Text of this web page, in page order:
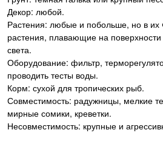
Декор: любой.
Растения: любые и побольше, но в их
растения, плавающие на
света.
Оборудование: фильтр,
проводить тесты воды.
Корм: сухой для тропических рыб.
Совместимость: радужницы, мелкие
мирные сомики, креветки.
Несовместимость: крупные и